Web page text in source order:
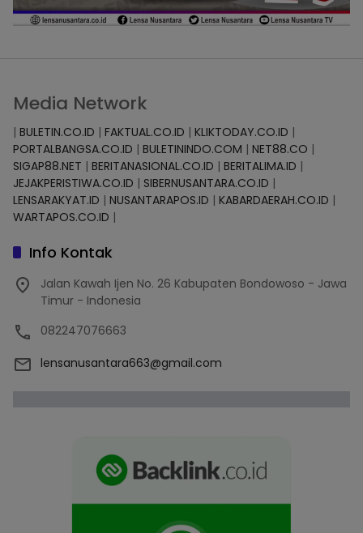
Media Network
| BULETIN.CO.ID | FAKTUAL.CO.ID | KLIKTODAY.CO.ID |
PORTALBANGSA.CO.ID | BULETININDO.COM | NET88.CO |
SIGAP88.NET | BERITANASIONAL.CO.ID | BERITALIMA.ID |
JEJAKPERISTIWA.CO.ID | SIBERNUSANTARA.CO.ID |
LENSARAKYAT.ID | NUSANTARAPOS.ID | KABARDAERAH.CO.ID |
WARTAPOS.CO.ID |
Info Kontak
Jalan Kawah Ijen No. 26 Kabupaten Bondowoso - Jawa
Timur - Indonesia
082247076663
lensanusantara663@gmail.com